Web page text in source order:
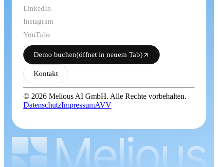
LinkedIn
Instagram
YouTube
Demo buchen(öffnet in neuem Tab)
Kontakt
© 2026 Melious AI GmbH. Alle Rechte vorbehalten.
DatenschutzImpressumAVV